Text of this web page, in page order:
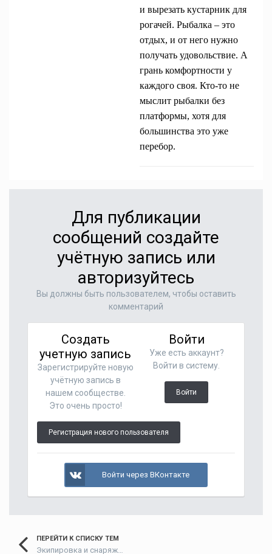
и вырезать кустарник для
рогачей. Рыбалка – это
отдых, и от него нужно
получать удовольствие. А
грань комфортности у
каждого своя. Кто-то не
мыслит рыбалки без
платформы, хотя для
большинства это уже
перебор.
Для публикации
сообщений создайте
учётную запись или
авторизуйтесь
Вы должны быть пользователем, чтобы оставить
комментарий
Создать
учетную запись
Зарегистрируйте новую
учётную запись в
нашем сообществе.
Это очень просто!
Регистрация нового пользователя
Войти
Уже есть аккаунт?
Войти в систему.
Войти
Войти через ВКонтакте
ПЕРЕЙТИ К СПИСКУ ТЕМ